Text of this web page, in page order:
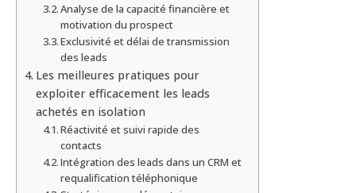
Analyse de la capacité financière et
motivation du prospect
Exclusivité et délai de transmission
des leads
Les meilleures pratiques pour
exploiter efficacement les leads
achetés en isolation
Réactivité et suivi rapide des
contacts
Intégration des leads dans un CRM et
requalification téléphonique